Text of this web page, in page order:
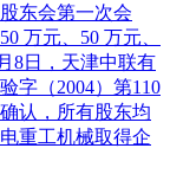
东会第一次会
万元、50 万元、
8日，天津中联有
字（2004）第110
认，所有股东均
重工机械取得企